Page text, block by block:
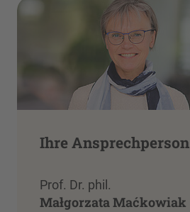
Ihre Ansprechperson
Prof. Dr. phil.
Małgorzata Maćkowiak